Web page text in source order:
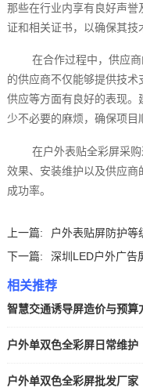
那些在行业内享有良好声誉
证和相关证书，以确保其技
在合作过程中，供应
的供应商不仅能够提供技
供应等方面有良好的表现
少不必要的麻烦，确保项目
在户外表贴全彩屏采
效果、安装维护以及供应商
成功率。
上一篇:
户外表贴屏防护等
下一篇:
深圳LED户外广告
相关推荐
智慧交通诱导屏造价与预算
户外单双色全彩屏日常维护
户外单双色全彩屏批发厂家